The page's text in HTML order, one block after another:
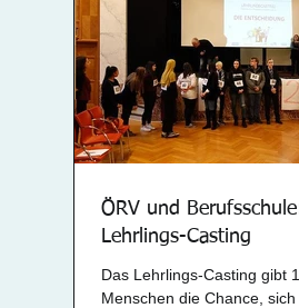
ÖRV und
Lehrlings-Casting
Das Lehrlings-Casting gibt
Menschen die Chance, sich